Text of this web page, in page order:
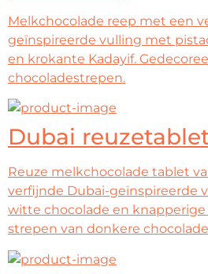
Melkchocolade reep met een
geïnspireerde vulling met
en krokante Kadayif.
chocoladestrepen.
Dubai
Reuze melkchocolade tablet
verfijnde Dubai-geïnspireerde
witte chocolade en knapperige
strepen van donkere